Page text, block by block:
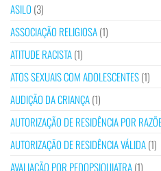
ASILO (3)
ASSOCIAÇÃO RELIGIOSA(1)
ATITUDE RACISTA(1)
ATOS SEXUAIS COM ADOLESCENTES(1)
AUDIÇÃO DA CRIANÇA(1)
AUTORIZAÇÃO DE RESIDÊNCIA POR
AUTORIZAÇÃO DE RESIDÊNCIA VÁLIDA(1)
AVALIAÇÃO POR PEDOPSIQUIATRA(1)